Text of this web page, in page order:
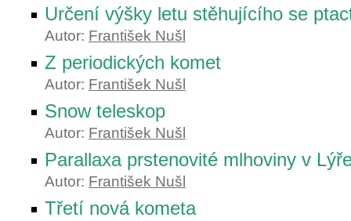
Určení výšky letu stěhujícího se
Autor: František Nušl
Z periodických komet
Autor: František Nušl
Snow teleskop
Autor: František Nušl
Parallaxa prstenovité mlhoviny v
Autor: František Nušl
Třetí nová kometa